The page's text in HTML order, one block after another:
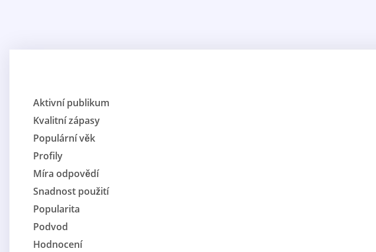
Aktivní publikum
Kvalitní zápasy
Populární věk
Profily
Míra odpovědí
Snadnost použití
Popularita
Podvod
Hodnocení